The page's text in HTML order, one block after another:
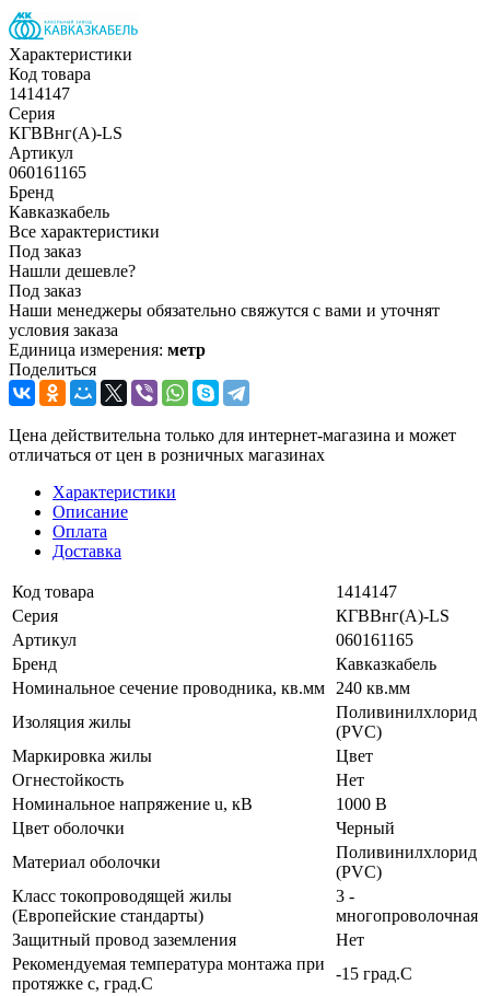
Характеристики
Код товара
1414147
Серия
КГВВнг(А)-LS
Артикул
060161165
Бренд
Кавказкабель
Все характеристики
Под заказ
Нашли дешевле?
Под заказ
Наши менеджеры обязательно свяжутся с вами и уточнят
условия заказа
Единица измерения: метр
Поделиться
Цена действительна только для интернет-магазина и может
отличаться от цен в розничных магазинах
Характеристики
Описание
Оплата
Доставка
Код товара
1414147
Серия
КГВВнг(А)-LS
Артикул
060161165
Бренд
Кавказкабель
Номинальное сечение проводника, кв.мм
240 кв.мм
Изоляция жилы
Поливинилхлорид
(PVC)
Маркировка жилы
Цвет
Огнестойкость
Нет
Номинальное напряжение u, кВ
1000 В
Цвет оболочки
Черный
Материал оболочки
Поливинилхлорид
(PVC)
Класс токопроводящей жилы
(Европейские стандарты)
3 -
многопроволочная
Защитный провод заземления
Нет
Рекомендуемая температура монтажа при
протяжке с, град.C
-15 град.C